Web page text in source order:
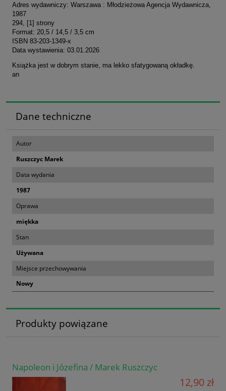
Adres wydawniczy: Warszawa : Młodzieżowa Agencja Wydawnicza,
1987
294, [1] strony
Format: 20,5 / 14,5 / 3,5 cm
ISBN 83-203-1349-x
Data wystawienia: 03.01.2026
Książka jest w dobrym stanie, ma lekko sfatygowaną okładkę.
an
Dane techniczne
Autor
Ruszczyc Marek
Data wydania
1987
Oprawa
miękka
Stan
Używana
Miejsce przechowywania
Nowy
Produkty powiązane
Napoleon i Józefina / Marek Ruszczyc
12,90 zł